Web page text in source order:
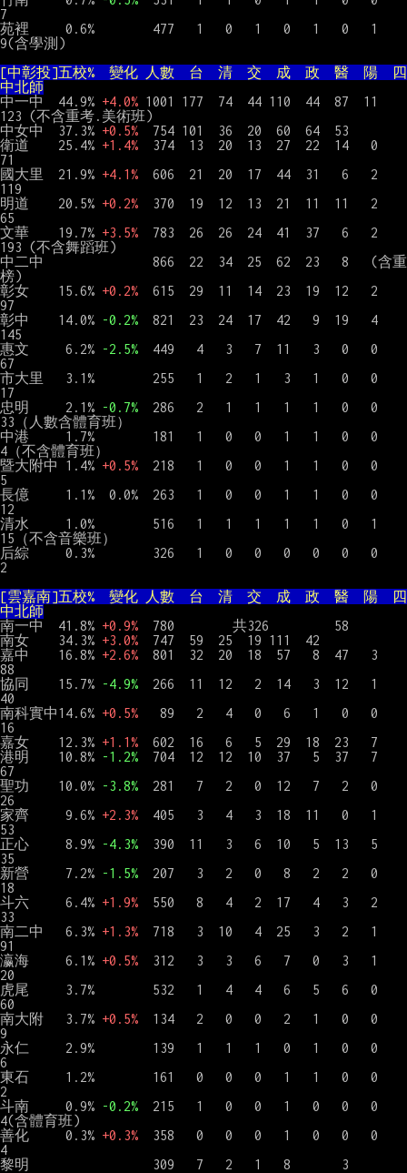
7
苑裡     0.6%        477   1   0   1   0   1   0   1
[中彰投]五校%  變化 人數  台  清  交  成  政  醫  陽  四
中北師
中一中  44.9% +4.0% 1001 177  74  44 110  44  87  11
123 (不含重考.美術班)
中女中  37.3% +0.5%
  754 101  36  20  60  64  53
衛道    25.4% +1.4%
  374  13  20  13  27  22  14   0
71
國大里  21.9% +4.1%
  606  21  20  17  44  31   6   2
119
明道    20.5% +0.2%
  370  19  12  13  21  11  11   2
65
文華    19.7% +3.5%
  783  26  26  24  41  37   6   2
193 (不含舞蹈班)
中二中               866  22  34  25  62  23   8   (含重
榜)
彰女    15.6% +0.2%
  615  29  11  14  23  19  12   2
97
彰中    14.0% -0.2%
  821  23  24  17  42   9  19   4
145
惠文     6.2% -2.5%
  449   4   3   7  11   3   0   0
67
市大里   3.1%        255   1   2   1   3   1   0   0
17
忠明     2.1% -0.7%
  286   2   1   1   1   1   0   0
33（人數含體育班）
中港     1.7%        181   1   0   0   1   1   0   0
4（不含體育班）
暨大附中 1.4% +0.5%
  218   1   0   0   1   1   0   0
5
長億     1.1%  0.0%  263   1   0   0   1   1   0   0
12
清水     1.0%        516   1   1   1   1   1   0   1
15（不含音樂班）
后綜     0.3%        326   1   0   0   0   0   0   0
2
[雲嘉南]五校%  變化 人數  台  清  交  成  政  醫  陽  四
中北師
南一中  41.8% +0.9%
  780        共326         58
南女    34.3% +3.0%
  747  59  25  19 111  42
嘉中    16.8% +2.6%
  801  32  20  18  57   8  47   3
88
協同    15.7% -4.9%
  266  11  12   2  14   3  12   1
40
南科實中14.6% +0.5%
   89   2   4   0   6   1   0   0
16
嘉女    12.3% +1.1%
  602  16   6   5  29  18  23   7
港明    10.8% -1.2%
  704  12  12  10  37   5  37   7
67
聖功    10.0% -3.8%
  281   7   2   0  12   7   2   0
26
家齊     9.6% +2.3%
  405   3   4   3  18  11   0   1
53
正心     8.9% -4.3%
  390  11   3   6  10   5  13   5
35
新營     7.2% -1.5%
  207   3   2   0   8   2   2   0
18
斗六     6.4% +1.9%
  550   8   4   2  17   4   3   2
33
南二中   6.3% +1.3%
  718   3  10   4  25   3   2   1
91
瀛海     6.1% +0.5%
  312   3   3   6   7   0   3   1
20
虎尾     3.7%        532   1   4   4   6   5   6   0
60
南大附   3.7% +0.5%
  134   2   0   0   2   1   0   0
9
永仁     2.9%        139   1   1   1   0   1   0   0
6
東石     1.2%        161   0   0   0   1   1   0   0
2
斗南     0.9% -0.2%
  215   1   0   0   1   0   0   0
4(含體育班)
善化     0.3% +0.3%
  358   0   0   0   1   0   0   0
4
黎明                 309   7   2   1   8       3